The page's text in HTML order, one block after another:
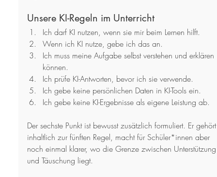
Unsere KI-Regeln im Unterricht
Ich darf KI nutzen, wenn sie mir beim Lernen hilft.
Wenn ich KI nutze, gebe ich das an.
Ich muss meine Aufgabe selbst verstehen und erklären
können.
Ich prüfe KI-Antworten, bevor ich sie verwende.
Ich gebe keine persönlichen Daten in KI-Tools ein.
Ich gebe keine KI-Ergebnisse als eigene Leistung ab.
Der sechste Punkt ist bewusst zusätzlich formuliert. Er
inhaltlich zur fünften Regel, macht für Schüler*innen aber
noch einmal klarer, wo die Grenze zwischen
und Täuschung liegt.